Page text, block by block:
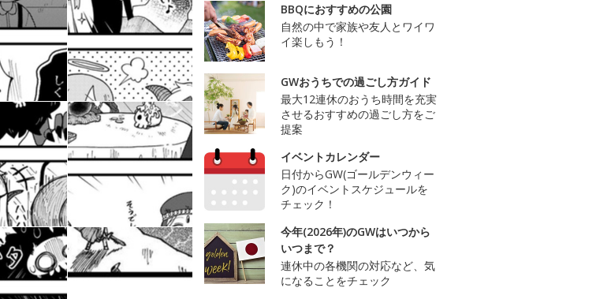
BBQにおすすめの公園
自然の中で家族や友人とワイワ
イ楽しもう！
GWおうちでの過ごし方ガイド
最大12連休のおうち時間を充実
させるおすすめの過ごし方をご
提案
イベントカレンダー
日付からGW(ゴールデンウィー
ク)のイベントスケジュールを
チェック！
今年(2026年)のGWはいつから
いつまで？
連休中の各機関の対応など、気
になることをチェック